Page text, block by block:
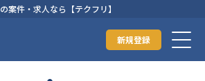
案件・求人なら【テクフリ】
新規登録